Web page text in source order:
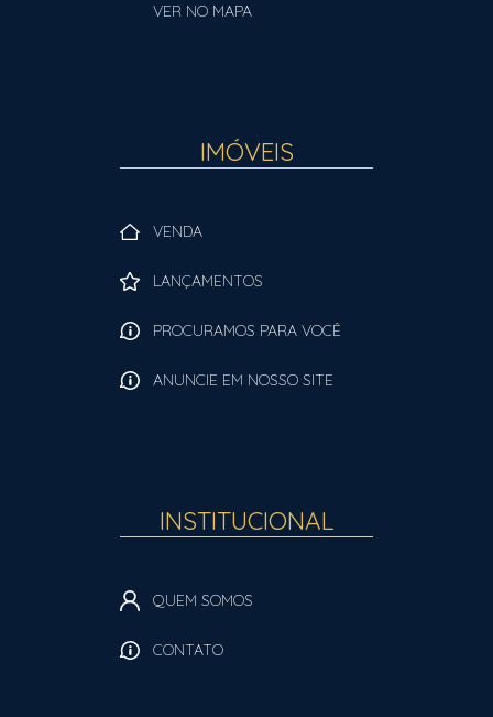
VER NO MAPA
IMÓVEIS
VENDA
LANÇAMENTOS
PROCURAMOS PARA VOCÊ
ANUNCIE EM NOSSO SITE
INSTITUCIONAL
QUEM SOMOS
CONTATO